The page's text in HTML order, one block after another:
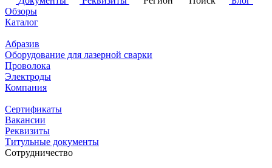
Обзоры
Каталог
Абразив
Оборудование для лазерной сварки
Проволока
Электроды
Компания
Сертификаты
Вакансии
Реквизиты
Титульные документы
Сотрудничество